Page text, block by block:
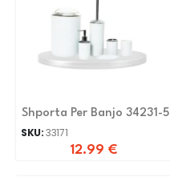
Shporta Per Banjo 34231-5
SKU:33171
12.99 €